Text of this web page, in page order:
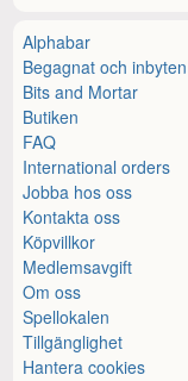
Alphabar
Begagnat och inbyten
Bits and Mortar
Butiken
FAQ
International orders
Jobba hos oss
Kontakta oss
Köpvillkor
Medlemsavgift
Om oss
Spellokalen
Tillgänglighet
Hantera cookies